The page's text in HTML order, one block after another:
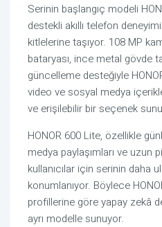
Serinin başlangıç modeli
destekli akıllı telefon
kitlelerine taşıyor. 108 MP
bataryası, ince metal gövde
güncelleme desteğiyle
video ve sosyal medya
ve erişilebilir bir seçenek
HONOR 600 Lite, özellikle
medya paylaşımları ve uzun
kullanıcılar için serinin daha
konumlanıyor. Böylece
profillerine göre yapay zekâ
ayrı modelle sunuyor.